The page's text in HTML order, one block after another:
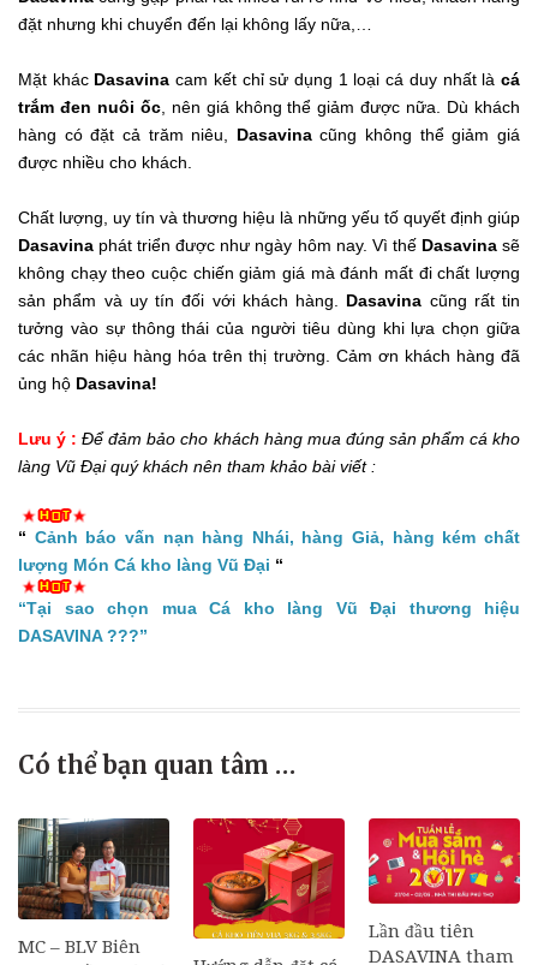
đặt nhưng khi chuyển đến lại không lấy nữa,…
Mặt khác Dasavina cam kết chỉ sử dụng 1 loại cá duy nhất làcá
trắm đen nuôi ốc, nên giá không thể giảm được nữa. Dù khách
hàng có đặt cả trăm niêu, Dasavinacũng không thể giảm giá
được nhiều cho khách.
Chất lượng, uy tín và thương hiệu là những yếu tố quyết định giúp
Dasavina phát triển được như ngày hôm nay. Vì thế Dasavinasẽ
không chạy theo cuộc chiến giảm giá mà đánh mất đi chất lượng
sản phẩm và uy tín đối với khách hàng. Dasavina cũng rất tin
tưởng vào sự thông thái của người tiêu dùng khi lựa chọn giữa
các nhãn hiệu hàng hóa trên thị trường. Cảm ơn khách hàng đã
ủng hộ Dasavina!
Lưu ý : Để đảm bảo cho khách hàng mua đúng sản phẩm cá kho
làng Vũ Đại quý khách nên tham khảo bài viết :
“ Cảnh báo vấn nạn hàng Nhái, hàng Giả, hàng kém chất
lượng Món Cá kho làng Vũ Đại “
“Tại sao chọn mua Cá kho làng Vũ Đại thương hiệu
DASAVINA ???”
Có thể bạn quan tâm …
MC – BLV Biên
Lần đầu tiên
DASAVINA tham